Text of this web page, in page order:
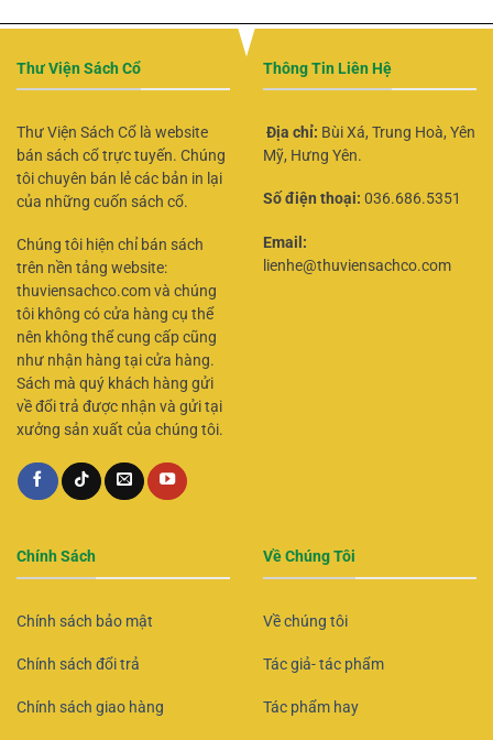
Thư Viện Sách Cổ
Thư Viện Sách Cổ là website
bán sách cổ trực tuyến. Chúng
tôi chuyên bán lẻ các bản in lại
của những cuốn sách cổ.
Chúng tôi hiện chỉ bán sách
trên nền tảng website:
thuviensachco.com và chúng
tôi không có cửa hàng cụ thể
nên không thể cung cấp cũng
như nhận hàng tại cửa hàng.
Sách mà quý khách hàng gửi
về đổi trả được nhận và gửi tại
xưởng sản xuất của chúng tôi.
Thông Tin Liên Hệ
Địa chỉ: Bùi Xá, Trung Hoà, Yên
Mỹ, Hưng Yên.
Số điện thoại: 036.686.5351
Email:
lienhe@thuviensachco.com
Chính Sách
Chính sách bảo mật
Chính sách đổi trả
Chính sách giao hàng
Về Chúng Tôi
Về chúng tôi
Tác giả- tác phẩm
Tác phẩm hay